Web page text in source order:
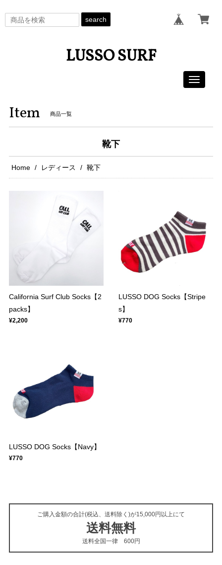
search
LUSSO SURF
Toggle
Item 商品一覧
靴下
Home レディース 靴下
California Surf Club Socks【2
packs】
¥2,200
LUSSO DOG Socks【Stripe
s】
¥770
LUSSO DOG Socks【Navy】
¥770
ご購入金額の合計(税込、送料除く)が15,000円以上にて
送料無料
送料全国一律 600円